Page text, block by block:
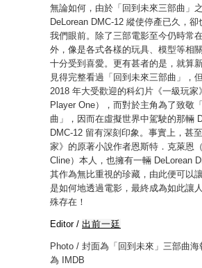
無論如何，由於「回到未來三部曲」
DeLorean DMC-12 縱使停產已久，
我們眼前。除了三部電影至今仍時常
外，像是各式各樣的玩具、模型等相
十分受到喜愛。更有甚者的是，就算
見得完整看過「回到未來三部曲」，
2018 年大受歡迎的科幻片《一級玩家
Player One），而對於主角為了致敬
曲」，因而在虛擬世界中駕駛的那輛
DMC-12 留有深刻印象。事實上，甚
家》的原著小說作者恩斯特．克萊恩
Cline）本人，也擁有一輛 DeLorean
其作為無比重視的珍藏，由此便可以
是如何地透過電影，最終成為如此讓
殊存在！
Editor / 出前一廷
Photo / 封面為「回到未來」三部曲
為 IMDB